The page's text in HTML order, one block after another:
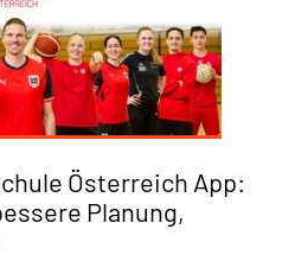
Österreich App:
Planung,